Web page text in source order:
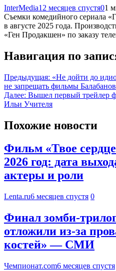
InterMedia12 месяцев спустя01
Съемки комедийного сериала
в августе 2025 года.
«Ген Продакшен» по заказу
Навигация по
Предыдущая: «Не дойти до
не запрещать фильмы
Далее: Вышел первый трейлер
Ильи Учителя
Похожие новости
Фильм «Твое сердце
2026 год: дата
актеры и роли
Lenta.ru6 месяцев спустя 0
Финал зомби-
отложили из-за
костей» — СМИ
Чемпионат.com6 месяцев спустя